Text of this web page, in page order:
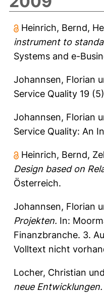
Heinrich, Bernd,
instrument to
Systems and e-
Johannsen, Florian
Service Quality 19
Johannsen, Florian
Service Quality: An
Heinrich, Bernd,
Design based on
Österreich.
Johannsen, Florian
Projekten. In:
Finanzbranche. 3.
Volltext nicht
Locher, Christian und
neue Entwicklungen.